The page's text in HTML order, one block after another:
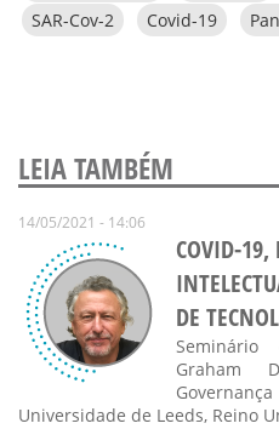
SAR-Cov-2
Covid-19
LEIA TAMBÉM
14/05/2021 - 14:06
COVID-19,
DE
Graham
Universidade de Leeds, Reino